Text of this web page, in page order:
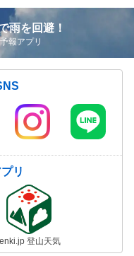
雨を回避！
報アプリ
リ
登山天気